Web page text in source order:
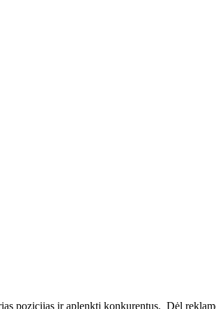
pozicijas ir aplenkti konkurentus. Dėl